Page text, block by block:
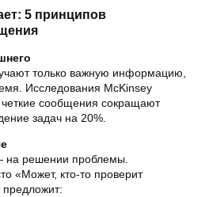
5 принципов
только важную информацию,
Исследования McKinsey
четкие сообщения сокращают
задач на 20%.
на решении проблемы.
«Может, кто-то проверит
предложит: